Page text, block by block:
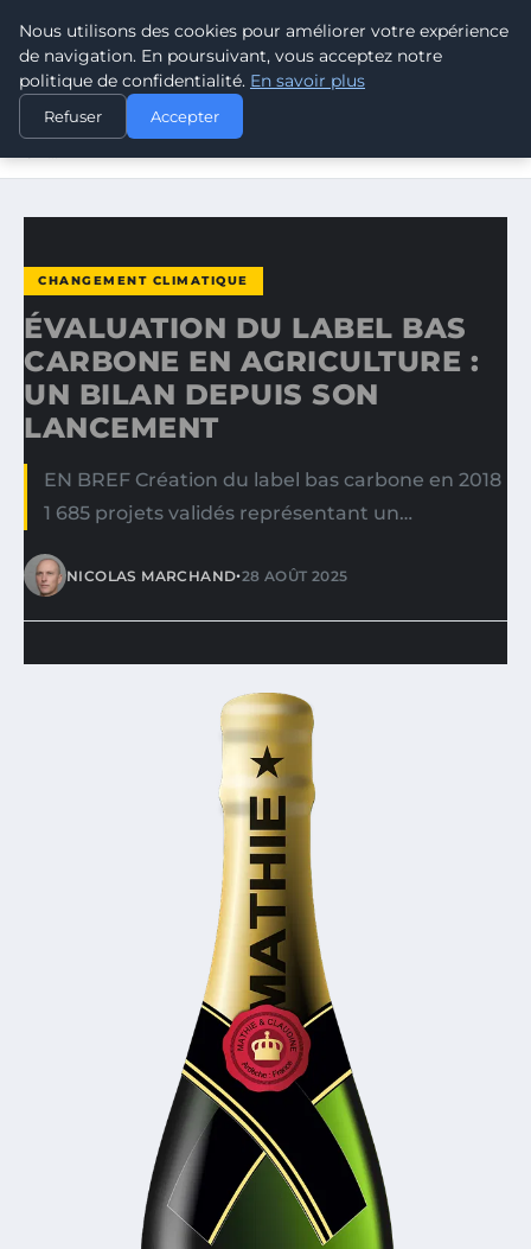
CLIMATE RESPONSE BLOG
ACCUEIL
CHANGEMENT CLIMATIQUE
ÉVALUATION DU LABEL BAS CARBONE EN AGRICULTURE :
CHANGEMENT CLIMATIQUE
ÉVALUATION DU LABEL BAS
CARBONE EN AGRICULTURE :
UN BILAN DEPUIS SON
LANCEMENT
EN BREF Création du label bas carbone en 2018
1 685 projets validés représentant un…
NICOLAS MARCHAND•28 AOÛT 2025
Nous utilisons des cookies pour améliorer votre expérience
de navigation. En poursuivant, vous acceptez notre
politique de confidentialité. En savoir plus
Refuser Accepter